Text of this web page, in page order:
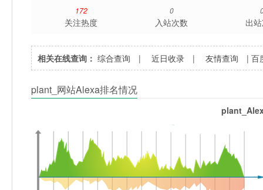
172
关注热度
0
入站次数 出
相关在线查询： 综合查询 |近日收录 |友情查询 |百
plant_网站Alexa排名情况